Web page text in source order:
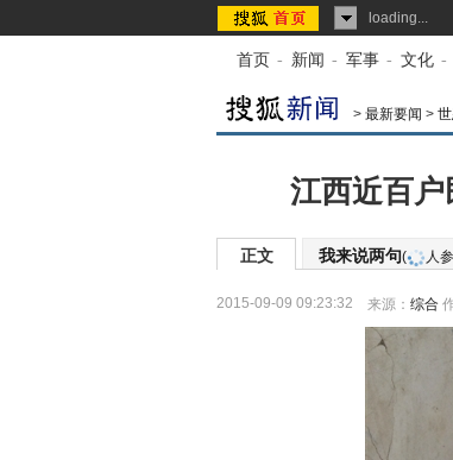
loading...
首页 - 新闻 - 军事 - 文化 -
> 最新要闻 >
江西近百
正文 我来说两句( 人
2015-09-09 09:23:32 来源： 综合